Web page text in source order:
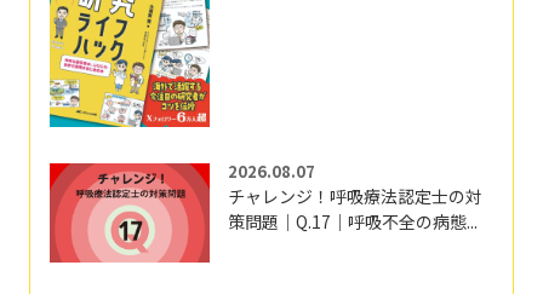
2026.08.07
チャレンジ！呼吸療法認定士の対
策問題｜Q.17｜呼吸不全の病態...